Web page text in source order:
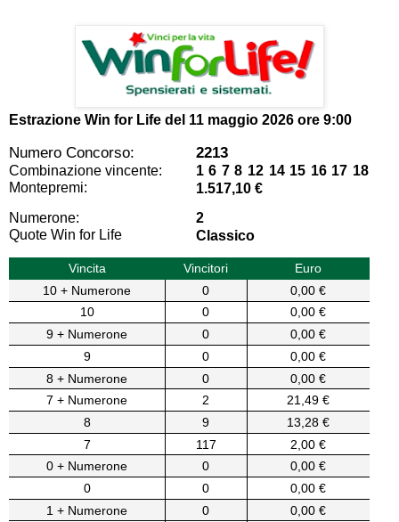
Estrazione Win for Life del 11 maggio 2026 ore 9:00
Numero Concorso: 2213
Combinazione vincente:
1 6 7 8 12 14 15 16 17 18
Montepremi:
1.517,10 €
Numerone:
2
Quote Win for Life
Classico
Vincita Vincitori
Euro
10 + Numerone
0
0,00 €
10
0
0,00 €
9 + Numerone
0
0,00 €
9
0
0,00 €
8 + Numerone
0
0,00 €
7 + Numerone
2
21,49 €
8
9
13,28 €
7
117
2,00 €
0 + Numerone
0
0,00 €
0
0
0,00 €
1 + Numerone
0
0,00 €